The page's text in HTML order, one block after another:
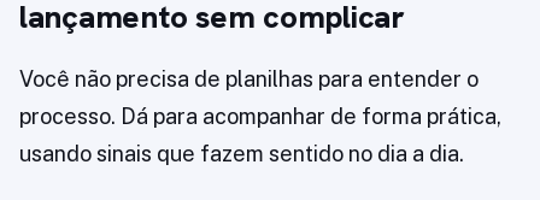
lançamento sem complicar
Você não precisa de planilhas para entender o
processo. Dá para acompanhar de forma prática,
usando sinais que fazem sentido no dia a dia.